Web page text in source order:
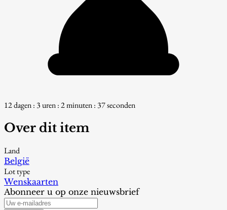
12 dagen : 3 uren : 2 minuten : 36 seconden
Over dit item
Land
België
Lot type
Wenskaarten
Abonneer u op onze nieuwsbrief